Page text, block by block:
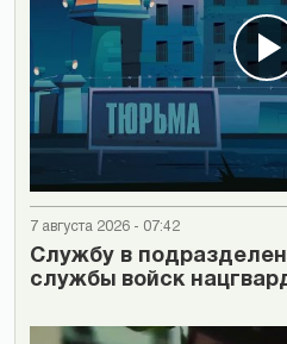
7 августа 2026 - 07:42
Cлужбу в
службы войск